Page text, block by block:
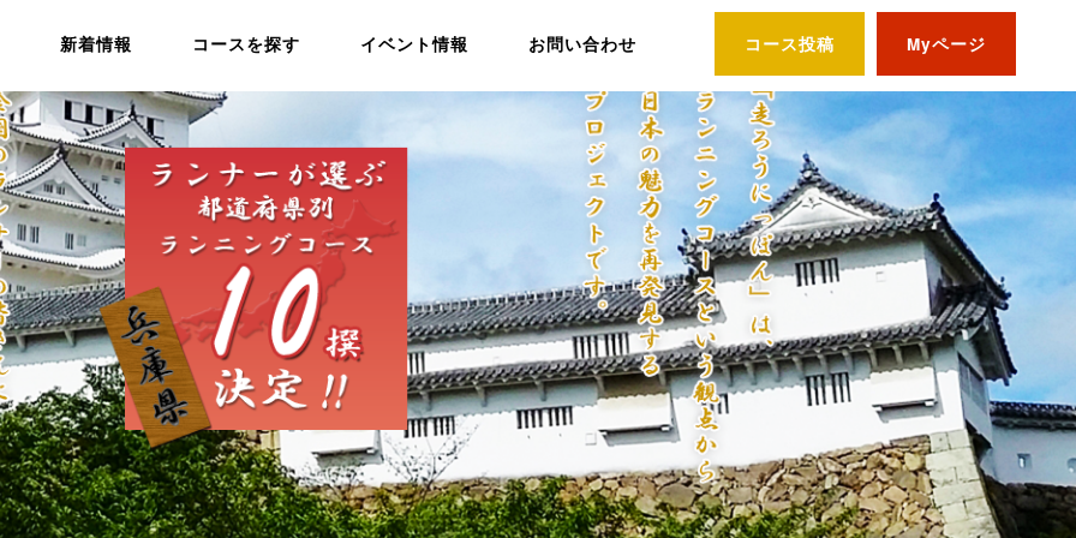
新着情報 コースを探す イベント情報 お問い合わせ コース投稿 Myページ